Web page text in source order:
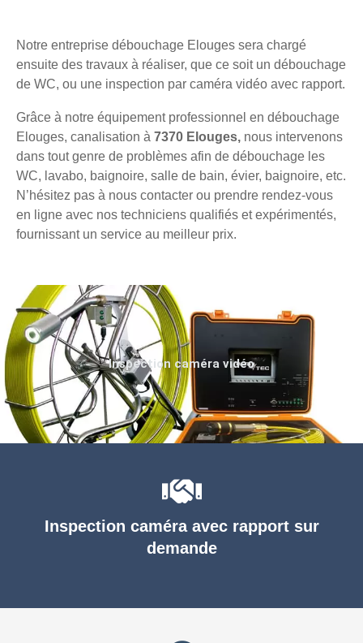
Notre entreprise débouchage Elouges sera chargé
ensuite des travaux à réaliser, que ce soit un débouchage
de WC, ou une inspection par caméra vidéo avec rapport.
Grâce à notre équipement professionnel en débouchage
Elouges, canalisation à 7370 Elouges, nous intervenons
dans tout genre de problèmes afin de débouchage les
WC, lavabo, baignoire, salle de bain, évier, baignoire, etc.
N’hésitez pas à nous contacter ou prendre rendez-vous
en ligne avec nos techniciens qualifiés et expérimentés,
fournissant un service au meilleur prix.
Inspection caméra avec rapport sur
demande
Inspection caméra vidéo